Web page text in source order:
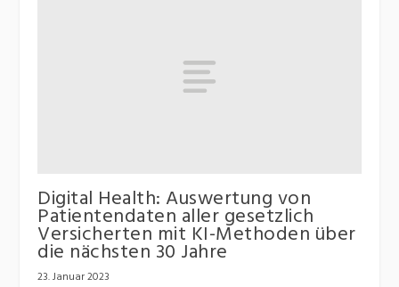
Digital Health: Auswertung von
Patientendaten aller gesetzlich
Versicherten mit KI-Methoden über
die nächsten 30 Jahre
23. Januar 2023